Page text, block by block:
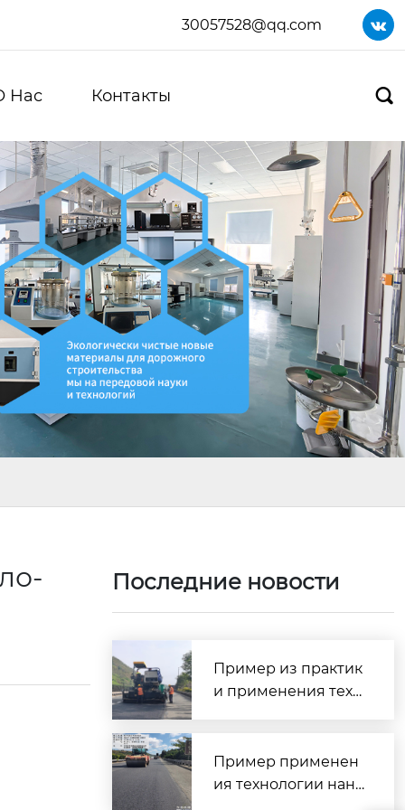
30057528@qq.com 
Нас Контакты 
Последние новости
Пример из практик
и применения техн
окрытия SMC — про
ект профилактичес
Пример применен
ия технологии нане